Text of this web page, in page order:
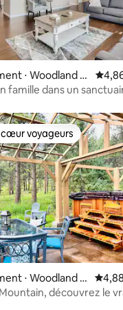
base de 163
⋅ Woodland P
famille dans un
la base de 221
cœur voyageurs
voyageurs
⋅ Woodland P
découvrez le